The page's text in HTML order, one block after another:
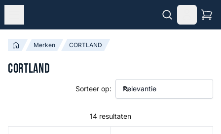
Merken CORTLAND
CORTLAND
14 resultaten
Sorteer op: